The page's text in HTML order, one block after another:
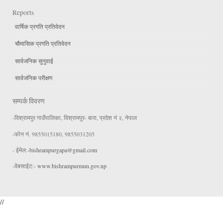
Reports
वार्षिक प्रगति प्रतिवेदन
चौमासिक प्रगति प्रतिवेदन
सार्वजनिक सुनुवाई
सार्वजनिक परीक्षण
सम्पर्क विवरण
-विश्रामपुर गाउँपालिका, विश्रामपुर- बारा, प्रदेश नं २, नेपाल
-फोन नं. 9855015180, 9855031205
- ईमेल:-bishrampurgapa@gmail.com
-वेबसाईट:-www.bishrampurmun.gov.np
//